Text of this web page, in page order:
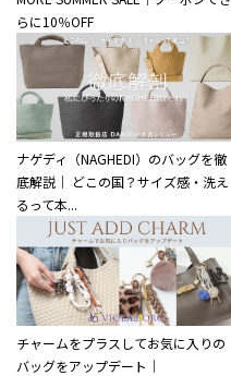
らに10％OFF
ナゲディ（NAGHEDI）のバッグを徹
底解説｜ どこの国？サイズ感・洗え
るって本...
チャームをプラスしてお気に入りの
バッグをアップデート｜